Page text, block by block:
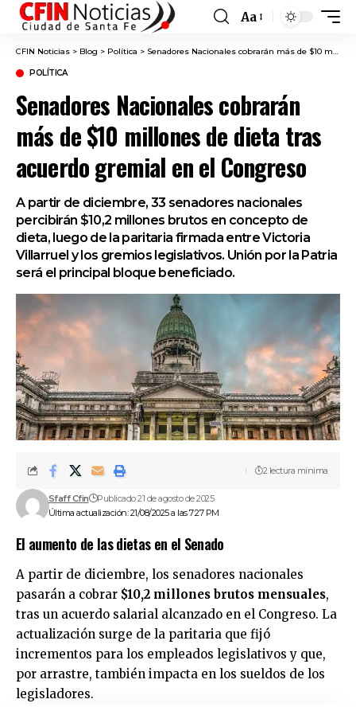
Font
Resizer
Aa
CFIN Noticias > Blog > Política > Senadores Nacionales cobrarán más de $10 millones de dieta tras acuerdo gremial en el Congreso
POLÍTICA
Senadores Nacionales cobrarán
más de $10 millones de dieta tras
acuerdo gremial en el Congreso
A partir de diciembre, 33 senadores nacionales
percibirán $10,2 millones brutos en concepto de
dieta, luego de la paritaria firmada entre Victoria
Villarruel y los gremios legislativos. Unión por la Patria
será el principal bloque beneficiado.
Última actualización: 21/08/2025 a las 7:27 PM
Sfaff Cfin Publicado 21 de agosto de 2025
2 lectura mínima
El aumento de las dietas en el Senado
A partir de diciembre, los senadores nacionales
pasarán a cobrar $10,2 millones brutos mensuales,
tras un acuerdo salarial alcanzado en el Congreso. La
actualización surge de la paritaria que fijó
incrementos para los empleados legislativos y que,
por arrastre, también impacta en los sueldos de los
legisladores.